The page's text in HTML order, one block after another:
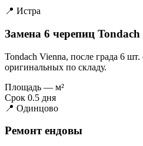
📍 Истра
Замена 6 черепиц Tondach
Tondach Vienna, после града 6
оригинальных по складу.
Площадь — м²
Срок 0.5 дня
📍 Одинцово
Ремонт ендовы